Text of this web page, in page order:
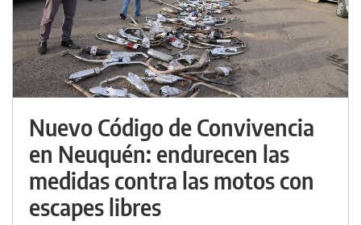
Nuevo Código de Convivencia
en Neuquén: endurecen las
medidas contra las motos con
escapes libres